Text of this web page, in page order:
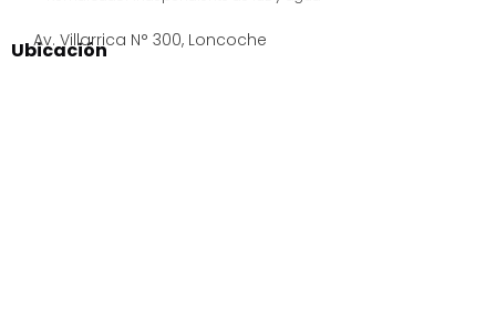
Ubicación
Av. Villarrica N° 300, Loncoche